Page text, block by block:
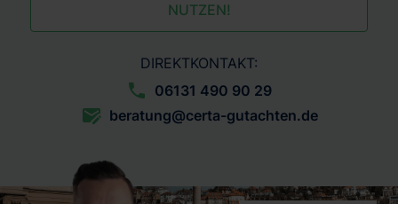
NUTZEN!
DIREKTKONTAKT:
06131 490 90 29
beratung@certa-gutachten.de